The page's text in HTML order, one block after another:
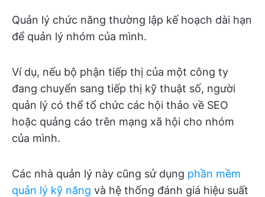
Quản lý chức năng thường lập kế hoạch dài hạn
để quản lý nhóm của mình.
Ví dụ, nếu bộ phận tiếp thị của một công ty
đang chuyển sang tiếp thị kỹ thuật số, người
quản lý có thể tổ chức các hội thảo về SEO
hoặc quảng cáo trên mạng xã hội cho nhóm
của mình.
Các nhà quản lý này cũng sử dụng phần mềm
quản lý kỹ năng và hệ thống đánh giá hiệu suất